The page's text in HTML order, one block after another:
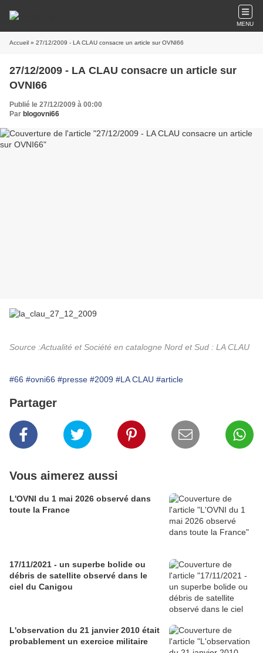
MENU
Accueil » 27/12/2009 - LA CLAU consacre un article sur OVNI66
27/12/2009 - LA CLAU consacre un article sur
OVNI66
Publié le 27/12/2009 à 00:00
Par blogovni66
Source :Actualité et Société en catalogne Nord et Sud : LA CLAU
#66 #ovni66 #presse #2009 #LA CLAU #article
Partager
Vous aimerez aussi
L'OVNI du 1 mai 2026 observé dans
toute la France
17/11/2021 - un superbe bolide ou
débris de satellite observé dans le
ciel du Canigou
L'observation du 21 janvier 2010 était
probablement un exercice militaire